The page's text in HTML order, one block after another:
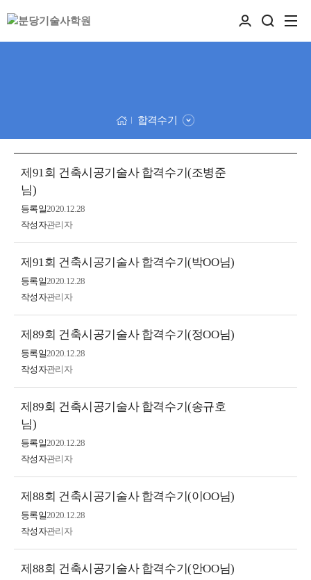
합격수기
제91회 건축시공기술사 합격수기(조병준
님)
등록일2020.12.28
작성자관리자
제91회 건축시공기술사 합격수기(박OO님)
등록일2020.12.28
작성자관리자
제89회 건축시공기술사 합격수기(정OO님)
등록일2020.12.28
작성자관리자
제89회 건축시공기술사 합격수기(송규호
님)
등록일2020.12.28
작성자관리자
제88회 건축시공기술사 합격수기(이OO님)
등록일2020.12.28
작성자관리자
제88회 건축시공기술사 합격수기(안OO님)